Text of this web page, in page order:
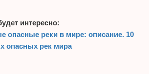
интересно:
опасные реки в мире: описание. 10
опасных рек мира